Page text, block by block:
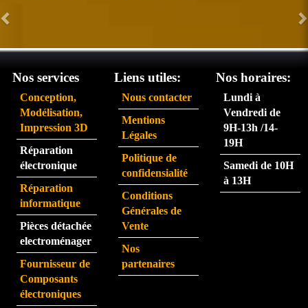
ait du
servi
partic
ulière
ment
rapid
e.
ent
très
eme
nt.
pers
onne
Nos services
Conception,
Modélisation,
Impression 3D
Réparation
électronique
Réparation
informatique
Pièces détachée
electroménager
Fournisseur de
Composants
électroniques
Liens utiles:
Nous contacter
Mentions
Légales
Politique de
confidensialité
Conditions
Générales de
Vente
Nos
partenaires
Nos horaires:
Lundi à
Vendredi de
9H-13h /14-
19H
Samedi de 10H
à 13H